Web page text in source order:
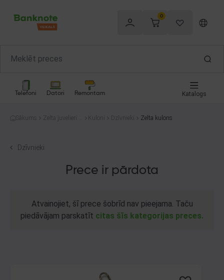
0
Telefoni Datori Remontam Katalogs
Sākums
Zelta juvelierizs
Kuloni Dzīvnieki Zelta kulons
Dzīvnieki
Prece ir pārdota
Atvainojiet, šī prece šobrīd nav pieejama. Taču
piedāvājam parskatīt citas šīs kategorijas preces.